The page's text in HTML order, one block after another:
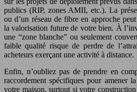
publics (RIP, zones AMII, etc.). La
ou d’un réseau de fibre en approche
la valorisation future de votre bien. À
une “zone blanche” ou seulement
faible qualité risque de perdre de
acheteurs exerçant une activité à distance.
Enfin, n’oubliez pas de prendre en
raccordement spécifiques pour amener
votre maison, surtout si votre